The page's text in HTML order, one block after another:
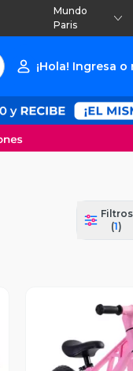
Mundo
Paris
¡Hola! Ingresa
Filtros
(1)